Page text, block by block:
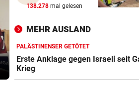
Wacker fordert
den großen
Aufstiegsfavoriten
viel Hass
KEIN ARSENAL-WECHSEL vor
Madrid bis 2032
UKRAINISCHER ANGRIFF? vor 5
Vor Oman havarierter Tanker:
Ölkatastrophe droht
138.278 mal gelesen
MEHR AUSLAND
PALÄSTINENSER GETÖTET
Erste Anklage gegen Israeli seit
Krieg